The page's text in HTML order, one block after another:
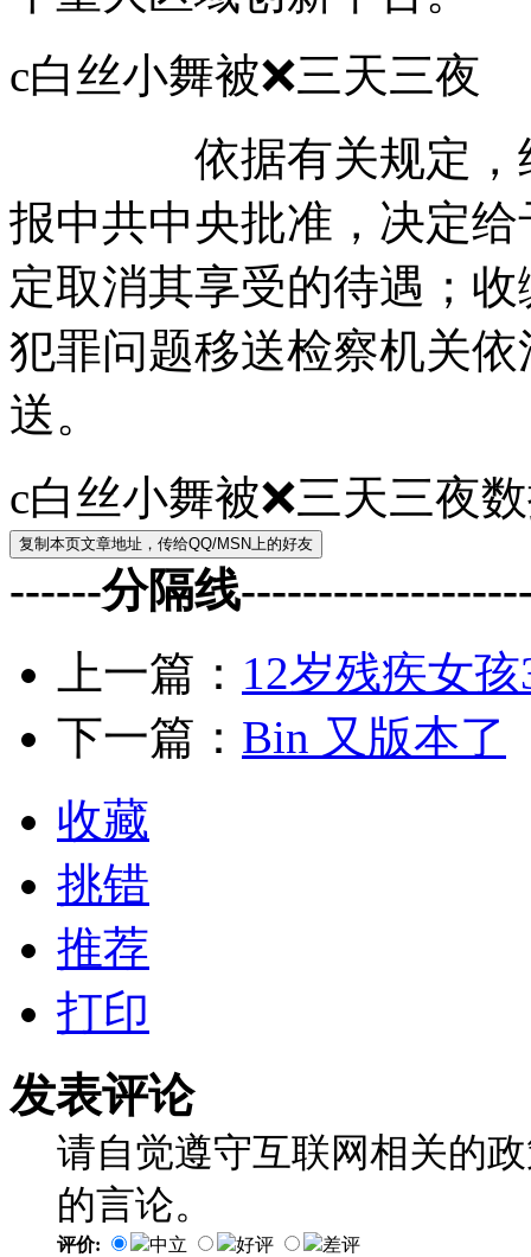
c白丝小舞被❌三天
依据有关规定，经
报中共中央批准，决定
定取消其享受的待遇；
犯罪问题移送检察机关
送。
c白丝小舞被❌三天三夜
------分隔线
上一篇： 12岁残疾女
下一篇： Bin 又版本了
收藏
挑错
推荐
打印
发表评论
请自觉遵守互联网相关的
的言论。
评价: 中立 好评 差评